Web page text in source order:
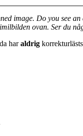
image. Do you see
ovan. Ser du
haraldrig